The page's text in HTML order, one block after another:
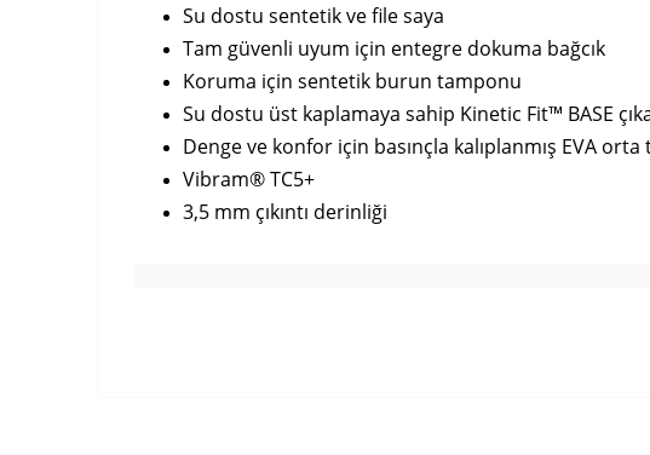
Su dostu sentetik ve file saya
Tam güvenli uyum için entegre dokuma bağcık
Koruma için sentetik burun tamponu
Su dostu üst kaplamaya sahip Kinetic Fit™ BASE
Denge ve konfor için basınçla kalıplanmış EVA orta
Vibram® TC5+
3,5 mm çıkıntı derinliği